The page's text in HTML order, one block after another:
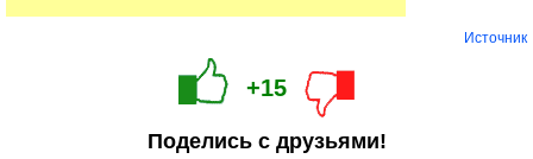
Источник
+15
Поделись с друзьями!